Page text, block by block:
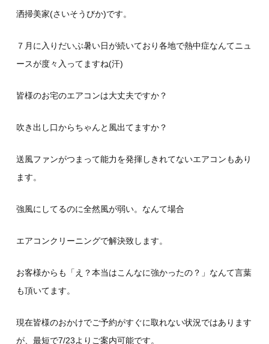
洒掃美家(さいそうびか)です。
７月に入りだいぶ暑い日が続いており各地で熱中症なんてニュ
ースが度々入ってますね(汗)
皆様のお宅のエアコンは大丈夫ですか？
吹き出し口からちゃんと風出てますか？
送風ファンがつまって能力を発揮しきれてないエアコンもあり
ます。
強風にしてるのに全然風が弱い。なんて場合
エアコンクリーニングで解決致します。
お客様からも「え？本当はこんなに強かったの？」なんて言葉
も頂いてます。
現在皆様のおかけでご予約がすぐに取れない状況ではあります
が、最短で7/23よりご案内可能です。